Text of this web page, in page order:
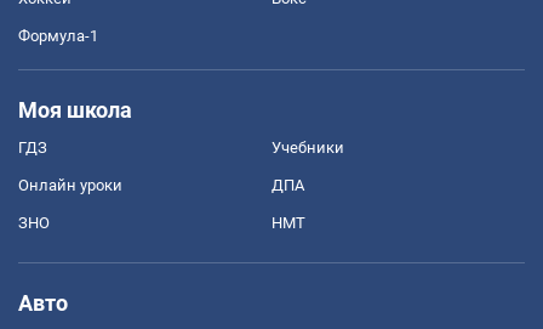
Формула-1
Моя школа
ГДЗ Учебники
Онлайн уроки ДПА
ЗНО НМТ
Авто